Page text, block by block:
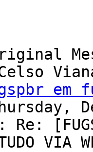
em
Re:
VIA